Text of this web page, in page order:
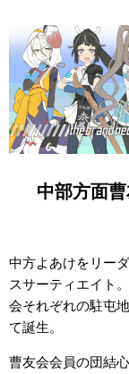
会員登録
お問い合わせ
カート
中部方面
中方よあけをリー
スサーティエイト
会それぞれの駐屯
て誕生。
曹友会会員の団結